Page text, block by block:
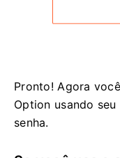
Pronto! Agora
Option usando
senha.